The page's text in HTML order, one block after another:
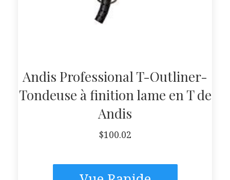
Andis Professional T-Outliner-
Tondeuse à finition lame en T de
Andis
$100.02